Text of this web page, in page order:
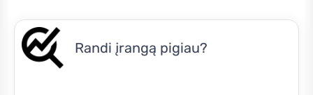
Randi įrangą pigiau?